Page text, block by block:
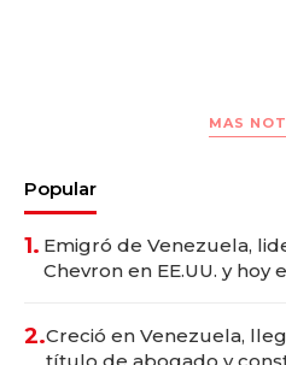
MAS
Popular
1. Emigró de Venezuela,
Chevron en EE.UU. y hoy
2.Creció en Venezuela,
título de abogado y